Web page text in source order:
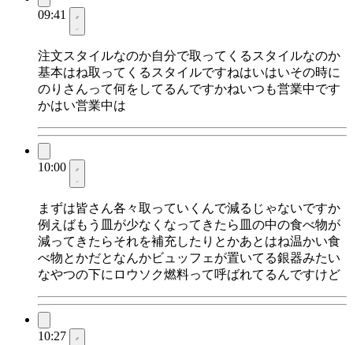
09:41
注文スタイルなのか自分で取ってくるスタイルなのか
基本はね取ってくるスタイルですねはいはいその時に
のりさんって何をしてるんですかねいつも営業中です
かはい営業中は
10:00
まずは皆さん各々取っていくんで減るじゃないですか
例えばもう皿が少なくなってきたら皿の中の食べ物が
減ってきたらそれを補充したりとかあとはね温かい食
べ物とかだとなんかビュッフェが置いてる銀器みたい
なやつの下にロウソク燃料って呼ばれてるんですけど
10:27